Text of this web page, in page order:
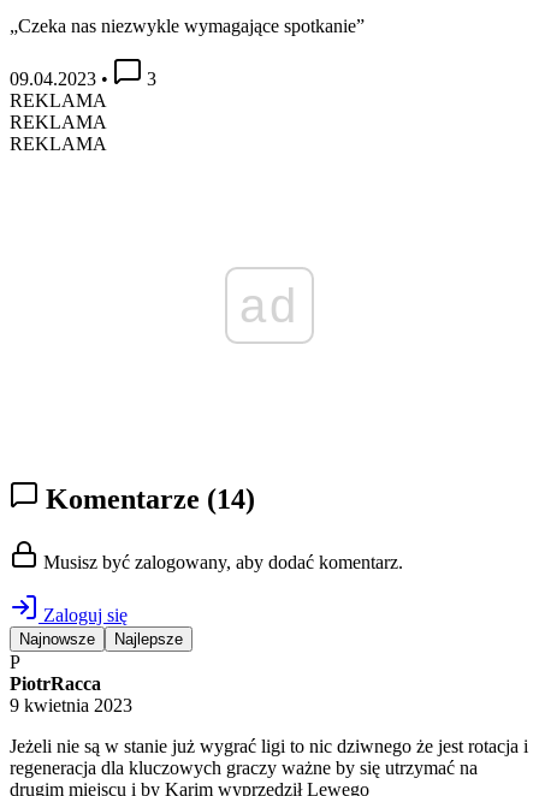
„Czeka nas niezwykle wymagające spotkanie”
09.04.2023 •
3
REKLAMA
REKLAMA
REKLAMA
ad
Komentarze (14)
Musisz być zalogowany, aby dodać komentarz.
Zaloguj się
Najnowsze Najlepsze
P
PiotrRacca
9 kwietnia 2023
Jeżeli nie są w stanie już wygrać ligi to nic dziwnego że jest rotacja i
regeneracja dla kluczowych graczy ważne by się utrzymać na
drugim miejscu i by Karim wyprzedził Lewego